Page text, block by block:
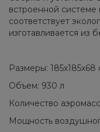
встроенной
соответствует
изготавливается из
Размеры: 185х185х68
Объем: 930 л
Количество
Мощность